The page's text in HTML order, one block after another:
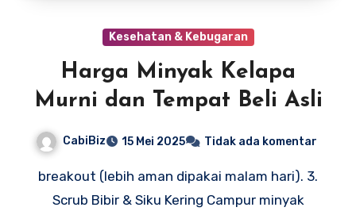
Kesehatan & Kebugaran
Harga Minyak Kelapa
Murni dan Tempat Beli Asli
CabiBiz 15 Mei 2025 Tidak ada komentar
breakout (lebih aman dipakai malam hari). 3.
Scrub Bibir & Siku Kering Campur minyak